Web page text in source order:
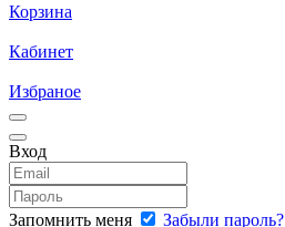
Корзина
Кабинет
Избраное
Вход
Запомнить меня Забыли пароль?